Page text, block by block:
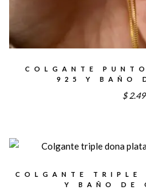
COLGANTE
925 Y BAÑO
$
COLGANTE TRIPLE
Y BAÑO DE